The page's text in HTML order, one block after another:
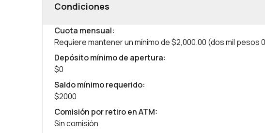
Condiciones
Cuota mensual:
Requiere mantener un mínimo de $2,000.00 (dos mil
Depósito mínimo de apertura:
$0
Saldo mínimo requerido:
$2000
Comisión por retiro en ATM:
Sin comisión